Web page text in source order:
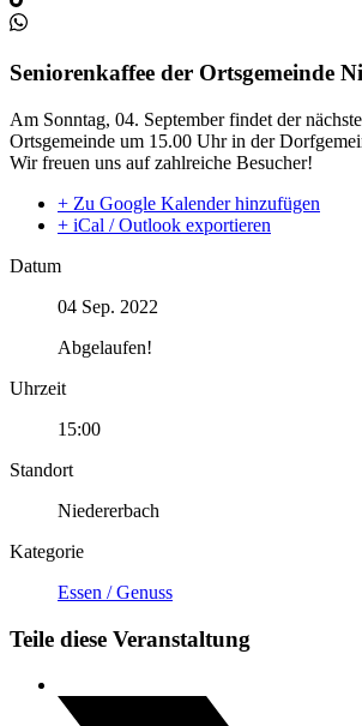
Seniorenkaffee der Ortsgemeinde
Am Sonntag, 04. September findet der
Ortsgemeinde um 15.00 Uhr in der
Wir freuen uns auf zahlreiche Besucher!
+ Zu Google Kalender hinzufügen
+ iCal / Outlook exportieren
Datum
04 Sep. 2022
Abgelaufen!
Uhrzeit
15:00
Standort
Niedererbach
Kategorie
Essen / Genuss
Teile diese Veranstaltung